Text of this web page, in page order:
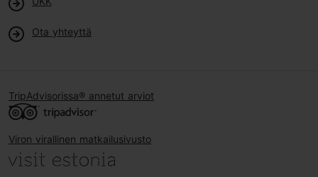
Ota yhteyttä
TripAdvisorissa® annetut arviot
Viron virallinen matkailusivusto